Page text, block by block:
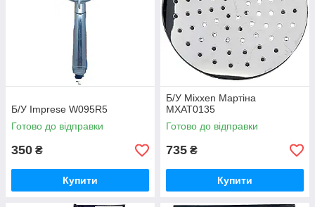
Б/У Imprese W095R5
Готово до відправки
350 ₴
Купити
Б/У Mixxen Мартіна
MXAT0135
Готово до відправки
735 ₴
Купити